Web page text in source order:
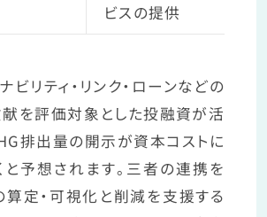
ビスの提供
ビリティ・リンク・ローンなどの
を評価対象とした投融資が活
排出量の開示が資本コストに
と予想されます。三者の連携を
算定・可視化と削減を支援する